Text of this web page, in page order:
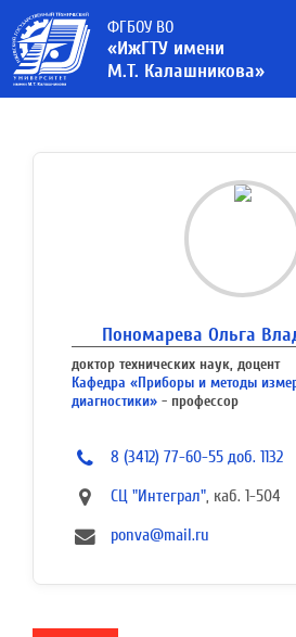
ФГБОУ ВО
«ИжГТУ имени
М.Т. Калашникова»
Пономарева Ольга
доктор технических наук, доцент
Кафедра «Приборы и методы
диагностики» - профессор
8 (3412) 77-60-55 доб. 1132
СЦ "Интеграл", каб. 1-504
ponva@mail.ru